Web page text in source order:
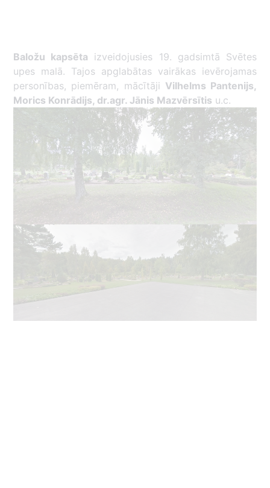
Baložu kapsēta izveidojusies 19. gadsimtā Svētes
upes malā. Tajos apglabātas vairākas ievērojamas
personības, piemēram, mācītāji Vilhelms Pantenijs,
Morics Konrādijs, dr.agr. Jānis Mazvērsītis u.c.